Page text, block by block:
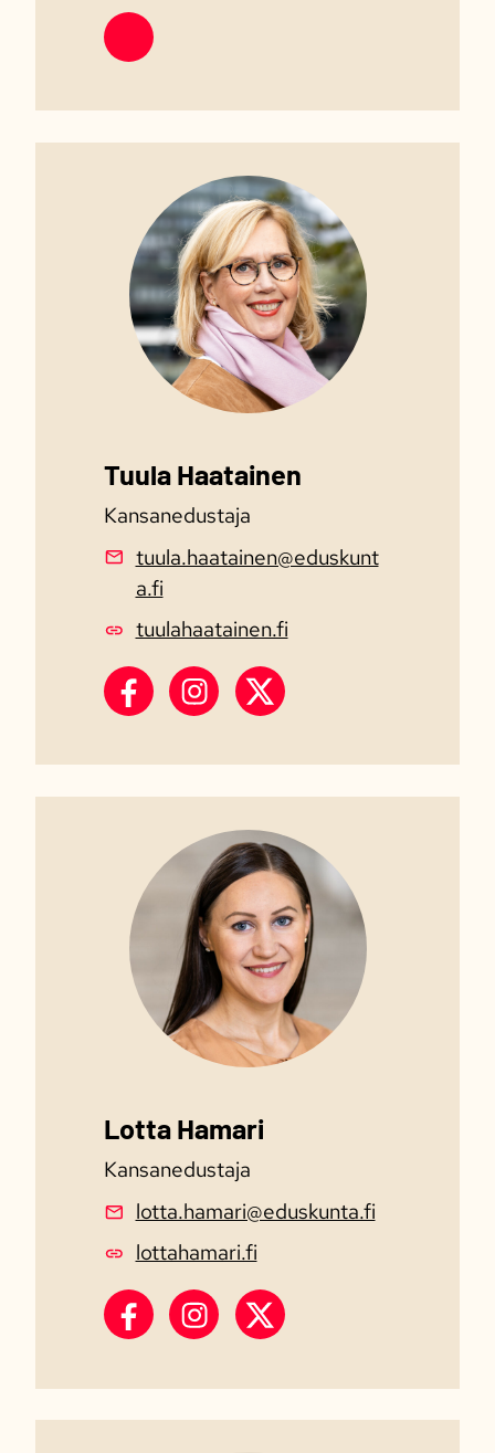
Elisa Gebhard Threads
Tuula Haatainen
Kansanedustaja
tuula.haatainen@eduskunt
a.fi
tuulahaatainen.fi
Tuula Haatainen Facebook
Tuula Haatainen Instagram
Tuula Haatainen X
Lotta Hamari
Kansanedustaja
lotta.hamari@eduskunta.fi
lottahamari.fi
Lotta HamarI Facebook
Lotta Hamari Instagram
Lotta Hamari X